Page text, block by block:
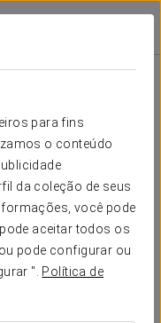
para fins
o conteúdo
da coleção de seus
você pode
aceitar todos os
pode configurar ou
". Política de
que
originais e com
uma personalidade
cálidos, tecidos
elementos decorativos.
atmosfera de
com todas as
que incluem ar
outros, assegura a